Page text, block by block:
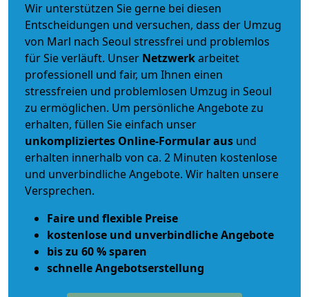
Wir unterstützen Sie gerne bei diesen
Entscheidungen und versuchen, dass der Umzug
von Marl nach Seoul stressfrei und problemlos
für Sie verläuft. Unser Netzwerkarbeitet
professionell und fair, um Ihnen einen
stressfreien und problemlosen Umzug in Seoul
zu ermöglichen. Um persönliche Angebote zu
erhalten, füllen Sie einfach unser
unkompliziertes Online-Formular aus und
erhalten innerhalb von ca. 2 Minuten kostenlose
und unverbindliche Angebote. Wir halten unsere
Versprechen.
Faire und flexible Preise
kostenlose und unverbindliche Angebote
bis zu 60 % sparen
schnelle Angebotserstellung